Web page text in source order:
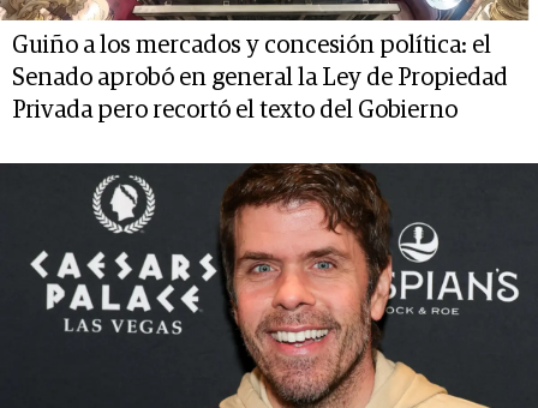
Guiño a los mercados y concesión política: el
Senado aprobó en general la Ley de Propiedad
Privada pero recortó el texto del Gobierno